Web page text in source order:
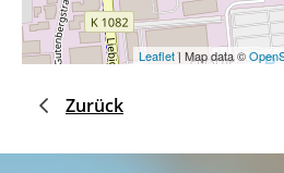
Leaflet| Map data ©
Zurück